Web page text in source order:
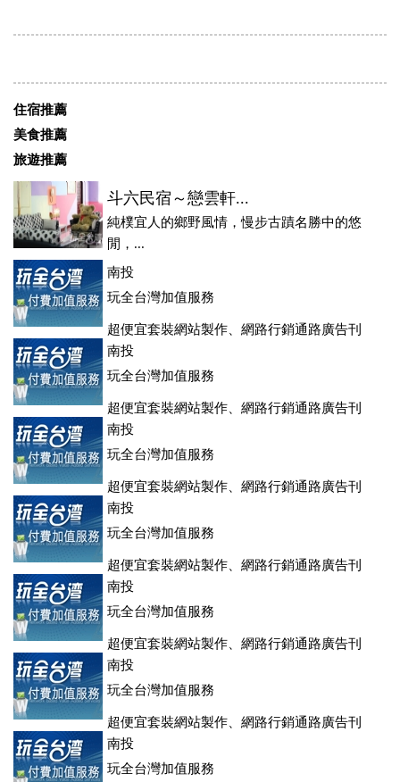
住宿推薦
美食推薦
旅遊推薦
斗六民宿～戀雲軒...
純樸宜人的鄉野風情，慢步古蹟名勝中的悠
閒，...
南投
玩全台灣加值服務
超便宜套裝網站製作、網路行銷通路廣告刊
登、訂房系統、客房委託旅行社銷售，全面優惠中....
南投
玩全台灣加值服務
超便宜套裝網站製作、網路行銷通路廣告刊
登、訂房系統、客房委託旅行社銷售，全面優惠中....
南投
玩全台灣加值服務
超便宜套裝網站製作、網路行銷通路廣告刊
登、訂房系統、客房委託旅行社銷售，全面優惠中....
南投
玩全台灣加值服務
超便宜套裝網站製作、網路行銷通路廣告刊
登、訂房系統、客房委託旅行社銷售，全面優惠中....
南投
玩全台灣加值服務
超便宜套裝網站製作、網路行銷通路廣告刊
登、訂房系統、客房委託旅行社銷售，全面優惠中....
南投
玩全台灣加值服務
超便宜套裝網站製作、網路行銷通路廣告刊
登、訂房系統、客房委託旅行社銷售，全面優惠中....
南投
玩全台灣加值服務